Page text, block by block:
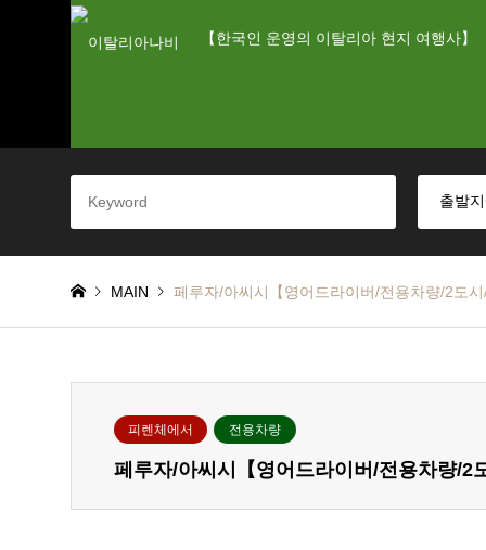
【한국인 운영의 이탈리아 현지 여행사】
MAIN 페루자/아씨시【영어드라이버/전용차량/2도
피렌체에서 전용차량
페루자/아씨시【영어드라이버/전용차량/2